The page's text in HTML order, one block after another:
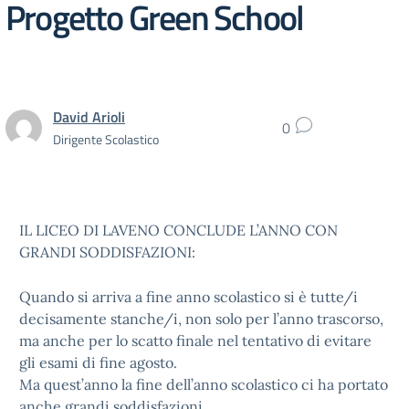
Progetto Green School
David Arioli
Dirigente Scolastico 0
IL LICEO DI LAVENO CONCLUDE L’ANNO CON
GRANDI SODDISFAZIONI:
Quando si arriva a fine anno scolastico si è tutte/i
decisamente stanche/i, non solo per l’anno trascorso,
ma anche per lo scatto finale nel tentativo di evitare
gli esami di fine agosto.
Ma quest’anno la fine dell’anno scolastico ci ha portato